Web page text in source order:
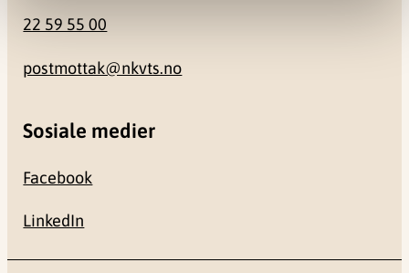
22 59 55 00
postmottak@nkvts.no
Sosiale medier
Facebook
LinkedIn